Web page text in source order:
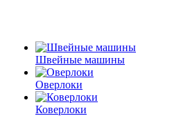
Швейные машины
Оверлоки
Коверлоки